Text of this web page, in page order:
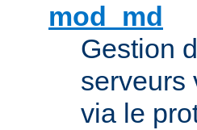
mod_md
Gestion
serveurs
via le